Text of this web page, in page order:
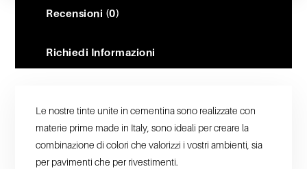
Recensioni (0)
Richiedi Informazioni
Le nostre tinte unite in cementina sono realizzate con
materie prime made in Italy, sono ideali per creare la
combinazione di colori che valorizzi i vostri ambienti, sia
per pavimenti che per rivestimenti.